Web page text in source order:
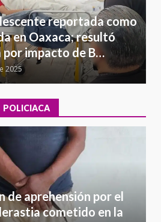
reportada como
en Oaxaca; resultó
por impacto de B…
2025
POLICIACA
de aprehensión por el
cometido en la